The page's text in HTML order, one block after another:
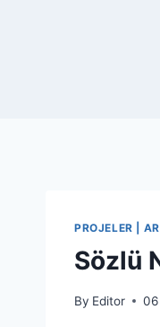
PROJELER |
Sözlü
By Editor 06